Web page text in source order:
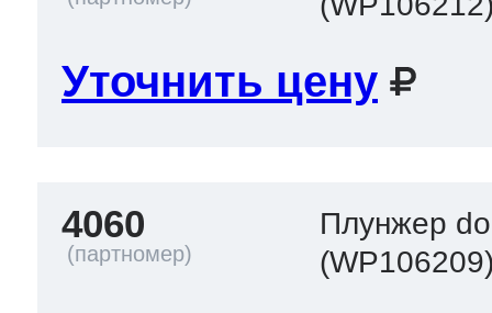
Уточнить цену
4060
Плунжер